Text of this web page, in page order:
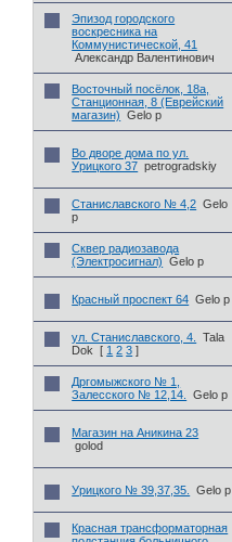
Эпизод городского
воскресника на
Коммунистической, 41
Александр Валентинович
Восточный посёлок, 18а,
Станционная, 8 (Еврейский
магазин)
Gelo p
Во дворе дома по ул.
Урицкого 37 petrogradskiy
Станиславского № 4,2 Gelo
p
Сквер радиозавода
(Электросигнал)
Gelo p
Красный проспект 64 Gelo p
ул. Станиславского, 4.
Tala
Dok
[ 1 2 3 ]
Дргомыжского № 1,
Залесского № 12,14.
Gelo p
Магазин на Аникина 23
golod
Урицкого № 39,37,35. Gelo p
Красная трансформаторная